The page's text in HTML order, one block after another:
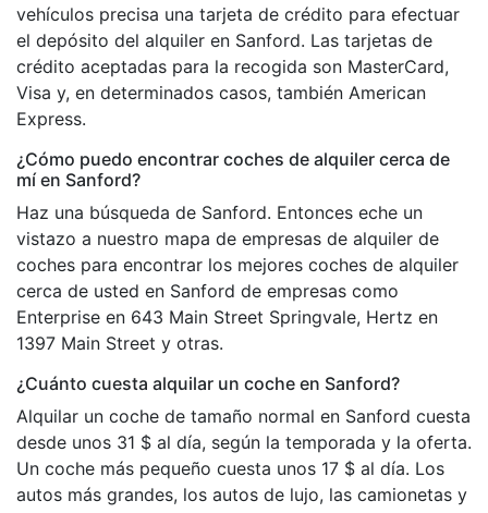
vehículos precisa una tarjeta de crédito para efectuar
el depósito del alquiler en Sanford. Las tarjetas de
crédito aceptadas para la recogida son MasterCard,
Visa y, en determinados casos, también American
Express.
¿Cómo puedo encontrar coches de alquiler cerca de
mí en Sanford?
Haz una búsqueda de Sanford. Entonces eche un
vistazo a nuestro mapa de empresas de alquiler de
coches para encontrar los mejores coches de alquiler
cerca de usted en Sanford de empresas como
Enterprise en 643 Main Street Springvale, Hertz en
1397 Main Street y otras.
¿Cuánto cuesta alquilar un coche en Sanford?
Alquilar un coche de tamaño normal en Sanford cuesta
desde unos 31 $ al día, según la temporada y la oferta.
Un coche más pequeño cuesta unos 17 $ al día. Los
autos más grandes, los autos de lujo, las camionetas y